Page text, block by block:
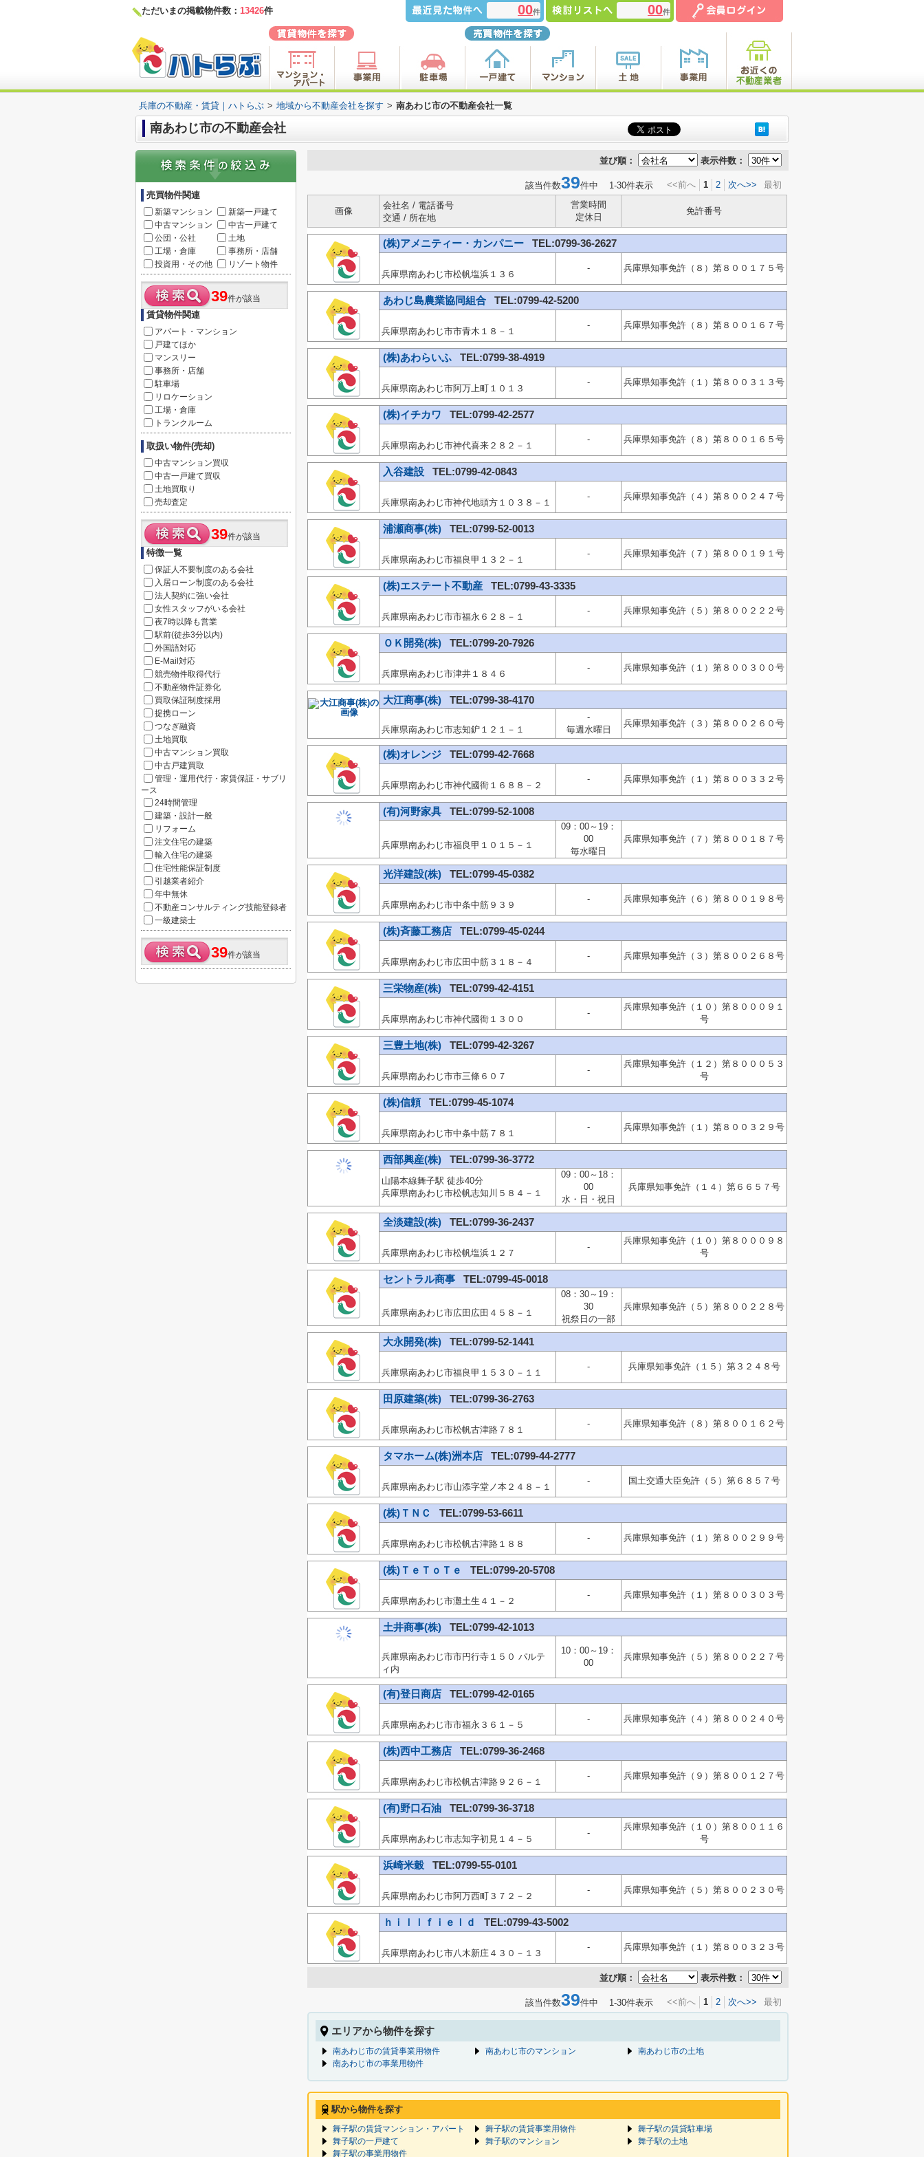
ただいまの掲載物件数： 13426件 00件 00件
兵庫の不動産・賃貸｜ハトらぶ > 地域から不動産会社を探す > 南あわじ市の不動産会社一覧
南あわじ市の不動産会社
並び順： 表示件数：
該当件数39件中 1-30件表示 <<前へ 1 2 次へ>> 最初
画像
会社名 / 電話番号
交通 / 所在地
営業時間
定休日
免許番号
(株)アメニティー・カンパニー TEL:0799-36-2627
兵庫県南あわじ市松帆塩浜１３６
- 兵庫県知事免許（８）第８００１７５号
あわじ島農業協同組合 TEL:0799-42-5200
兵庫県南あわじ市市青木１８－１
- 兵庫県知事免許（８）第８００１６７号
(株)あわらいふ TEL:0799-38-4919
兵庫県南あわじ市阿万上町１０１３
- 兵庫県知事免許（１）第８００３１３号
(株)イチカワ TEL:0799-42-2577
兵庫県南あわじ市神代喜来２８２－１
- 兵庫県知事免許（８）第８００１６５号
入谷建設 TEL:0799-42-0843
兵庫県南あわじ市神代地頭方１０３８－１
- 兵庫県知事免許（４）第８００２４７号
浦瀬商事(株) TEL:0799-52-0013
兵庫県南あわじ市福良甲１３２－１
- 兵庫県知事免許（７）第８００１９１号
(株)エステート不動産 TEL:0799-43-3335
兵庫県南あわじ市市福永６２８－１
- 兵庫県知事免許（５）第８００２２２号
ＯＫ開発(株) TEL:0799-20-7926
兵庫県南あわじ市津井１８４６
- 兵庫県知事免許（１）第８００３００号
大江商事(株) TEL:0799-38-4170
兵庫県南あわじ市志知鈩１２１－１
-
毎週水曜日
兵庫県知事免許（３）第８００２６０号
(株)オレンジ TEL:0799-42-7668
兵庫県南あわじ市神代國衙１６８８－２
- 兵庫県知事免許（１）第８００３３２号
(有)河野家具 TEL:0799-52-1008
兵庫県南あわじ市福良甲１０１５－１
09：00～19：
00
毎水曜日
兵庫県知事免許（７）第８００１８７号
光洋建設(株) TEL:0799-45-0382
兵庫県南あわじ市中条中筋９３９
- 兵庫県知事免許（６）第８００１９８号
(株)斉藤工務店 TEL:0799-45-0244
兵庫県南あわじ市広田中筋３１８－４
- 兵庫県知事免許（３）第８００２６８号
三栄物産(株) TEL:0799-42-4151
兵庫県南あわじ市神代國衙１３００
-
兵庫県知事免許（１０）第８０００９１
号
三豊土地(株) TEL:0799-42-3267
兵庫県南あわじ市市三條６０７
-
兵庫県知事免許（１２）第８０００５３
号
(株)信頼 TEL:0799-45-1074
兵庫県南あわじ市中条中筋７８１
- 兵庫県知事免許（１）第８００３２９号
西部興産(株) TEL:0799-36-3772
山陽本線舞子駅 徒歩40分
兵庫県南あわじ市松帆志知川５８４－１
09：00～18：
00
水・日・祝日
兵庫県知事免許（１４）第６６５７号
全淡建設(株) TEL:0799-36-2437
兵庫県南あわじ市松帆塩浜１２７
-
兵庫県知事免許（１０）第８０００９８
号
セントラル商事 TEL:0799-45-0018
兵庫県南あわじ市広田広田４５８－１
08：30～19：
30
祝祭日の一部
兵庫県知事免許（５）第８００２２８号
大永開発(株) TEL:0799-52-1441
兵庫県南あわじ市福良甲１５３０－１１
- 兵庫県知事免許（１５）第３２４８号
田原建築(株) TEL:0799-36-2763
兵庫県南あわじ市松帆古津路７８１
- 兵庫県知事免許（８）第８００１６２号
タマホーム(株)洲本店 TEL:0799-44-2777
兵庫県南あわじ市山添字堂ノ本２４８－１
- 国土交通大臣免許（５）第６８５７号
(株)ＴＮＣ TEL:0799-53-6611
兵庫県南あわじ市松帆古津路１８８
- 兵庫県知事免許（１）第８００２９９号
(株)ＴｅＴｏＴｅ TEL:0799-20-5708
兵庫県南あわじ市灘土生４１－２
- 兵庫県知事免許（１）第８００３０３号
土井商事(株) TEL:0799-42-1013
兵庫県南あわじ市市円行寺１５０ パルテ
ィ内
10：00～19：
00
兵庫県知事免許（５）第８００２２７号
(有)登日商店 TEL:0799-42-0165
兵庫県南あわじ市市福永３６１－５
- 兵庫県知事免許（４）第８００２４０号
(株)西中工務店 TEL:0799-36-2468
兵庫県南あわじ市松帆古津路９２６－１
- 兵庫県知事免許（９）第８００１２７号
(有)野口石油 TEL:0799-36-3718
兵庫県南あわじ市志知字初見１４－５
-
兵庫県知事免許（１０）第８００１１６
号
浜崎米穀 TEL:0799-55-0101
兵庫県南あわじ市阿万西町３７２－２
- 兵庫県知事免許（５）第８００２３０号
ｈｉｌｌｆｉｅｌｄ TEL:0799-43-5002
兵庫県南あわじ市八木新庄４３０－１３
- 兵庫県知事免許（１）第８００３２３号
並び順： 表示件数：
該当件数39件中 1-30件表示 <<前へ 1 2 次へ>> 最初
エリアから物件を探す
南あわじ市の賃貸事業用物件 南あわじ市のマンション
南あわじ市の土地
南あわじ市の事業用物件
駅から物件を探す
舞子駅の賃貸マンション・アパート 舞子駅の賃貸事業用物件
舞子駅の賃貸駐車場
舞子駅の一戸建て
舞子駅のマンション
舞子駅の土地
舞子駅の事業用物件
売買物件関連
新築マンション
新築一戸建て
中古マンション
中古一戸建て
公団・公社
土地
工場・倉庫
事務所・店舗
投資用・その他
リゾート物件
39件が該当
賃貸物件関連
アパート・マンション
戸建てほか
マンスリー
事務所・店舗
駐車場
リロケーション
工場・倉庫
トランクルーム
取扱い物件(売却)
中古マンション買収
中古一戸建て買収
土地買取り
売却査定
39件が該当
特徴一覧
保証人不要制度のある会社
入居ローン制度のある会社
法人契約に強い会社
女性スタッフがいる会社
夜7時以降も営業
駅前(徒歩3分以内)
外国語対応
E-Mail対応
競売物件取得代行
不動産物件証券化
買取保証制度採用
提携ローン
つなぎ融資
土地買取
中古マンション買取
中古戸建買取
管理・運用代行・家賃保証・サブリ
ース
24時間管理
建築・設計一般
リフォーム
注文住宅の建築
輸入住宅の建築
住宅性能保証制度
引越業者紹介
年中無休
不動産コンサルティング技能登録者
一級建築士
39件が該当